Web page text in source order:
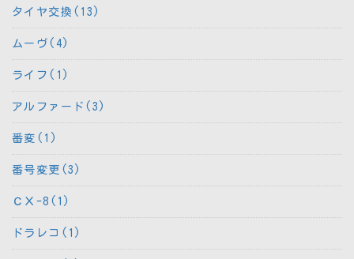
タイヤ交換(13)
ムーヴ(4)
ライフ(1)
アルファード(3)
番変(1)
番号変更(3)
ＣＸ-8(1)
ドラレコ(1)